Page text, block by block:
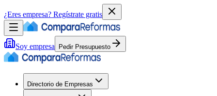
¿Eres empresa? Regístrate gratis
Soy empresa Pedir Presupuesto
Directorio de Empresas